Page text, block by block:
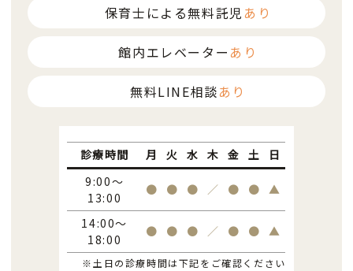
保育士による無料託児 あり
館内エレベーター あり
無料LINE相談あり
診療時間 月 火 水 木 金 土
日
9:00～
13:00
● ● ● ／ ● ● ▲
14:00～
18:00
● ● ● ／ ● ● ▲
※土日の診療時間は下記をご確認ください